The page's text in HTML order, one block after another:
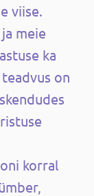
viise.
meie
ka
on
korral